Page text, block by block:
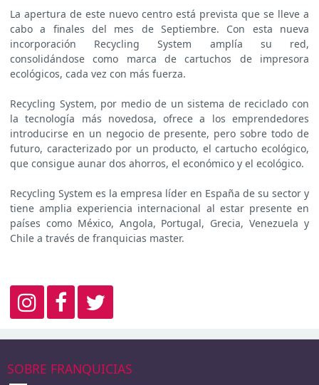
La apertura de este nuevo centro está prevista que se lleve a
cabo a finales del mes de Septiembre. Con esta nueva
incorporación Recycling System amplía su red,
consolidándose como marca de cartuchos de impresora
ecológicos, cada vez con más fuerza.
Recycling System, por medio de un sistema de reciclado con
la tecnología más novedosa, ofrece a los emprendedores
introducirse en un negocio de presente, pero sobre todo de
futuro, caracterizado por un producto, el cartucho ecológico,
que consigue aunar dos ahorros, el económico y el ecológico.
Recycling System es la empresa líder en España de su sector y
tiene amplia experiencia internacional al estar presente en
países como México, Angola, Portugal, Grecia, Venezuela y
Chile a través de franquicias master.
SOBRE FRANQUICIAS